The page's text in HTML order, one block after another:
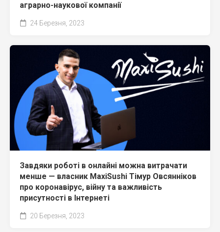
аграрно-наукової компанії
24 Березня, 2023
Завдяки роботі в онлайні можна витрачати
менше — власник MaxiSushi Тімур Овсянніков
про коронавірус, війну та важливість
присутності в Інтернеті
20 Березня, 2023